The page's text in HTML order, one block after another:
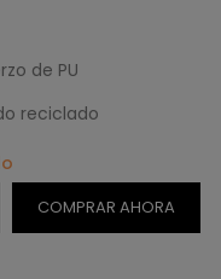
de PU
reciclado
COMPRAR AHORA